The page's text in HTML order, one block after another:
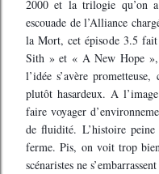
2000 et la trilogie qu’on
escouade de l’Alliance
la Mort, cet épisode 3.5
Sith » et « A New Hope
l’idée s’avère
plutôt hasardeux. A
faire voyager
de fluidité. L’histoire
ferme. Pis, on voit trop
scénaristes ne